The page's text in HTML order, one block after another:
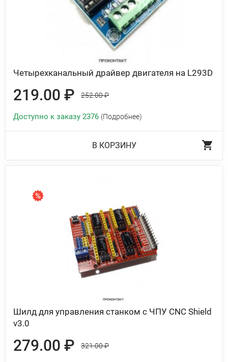
Четырехканальный драйвер двигателя на L293D
219.00 ₽ 252.00 ₽
Доступно к заказу 2376 (Подробнее)
В КОРЗИНУ
Шилд для управления станком с ЧПУ CNC Shield
v3.0
279.00 ₽ 321.00 ₽